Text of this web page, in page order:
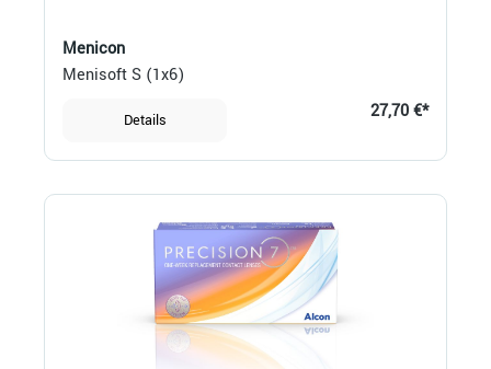
Menicon
Menisoft S (1x6)
Details 27,70 €*